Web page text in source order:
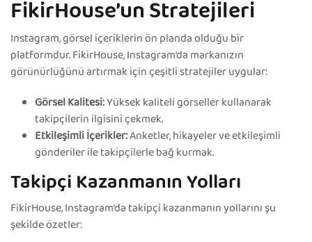
FikirHouse’un Stratejileri
Instagram, görsel içeriklerin ön planda olduğu bir
platformdur. FikirHouse, Instagram’da markanızın
görünürlüğünü artırmak için çeşitli stratejiler uygular:
Görsel Kalitesi:Yüksek kaliteli görseller kullanarak
takipçilerin ilgisini çekmek.
Etkileşimli İçerikler:Anketler, hikayeler ve etkileşimli
gönderiler ile takipçilerle bağ kurmak.
Takipçi Kazanmanın Yolları
FikirHouse, Instagram’da takipçi kazanmanın yollarını şu
şekilde özetler: